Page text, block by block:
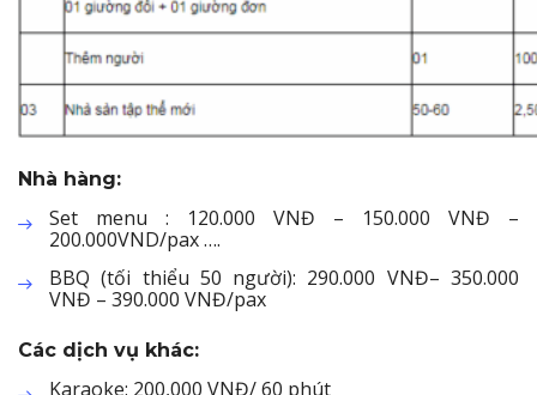
Nhà hàng:
Set menu : 120.000 VNĐ – 150.000 VNĐ –
200.000VND/pax ….
BBQ (tối thiểu 50 người): 290.000 VNĐ– 350.000
VNĐ – 390.000 VNĐ/pax
Các dịch vụ khác:
Karaoke: 200,000 VNĐ/ 60 phút